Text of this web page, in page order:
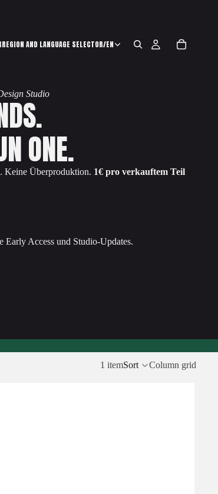
REGION AND LANGUAGE SELECTOR/EN
Studio
ONE.
Keine Überproduktion. 1€ pro verkauftem Teil
Early Access und Studio-Updates.
1 itemSort Column grid